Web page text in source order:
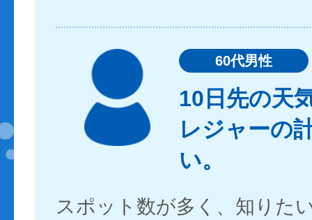
60代男性
10日先の天
レジャーの
い。
スポット数が多く、知りた